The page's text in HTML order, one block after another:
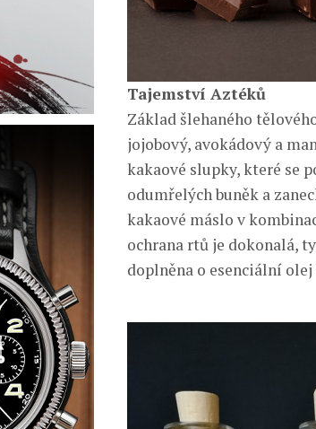
Tajemství Aztéků
Základ šlehaného
jojobový, avokádový a
kakaové slupky, které se
odumřelých buněk a
kakaové máslo v
ochrana rtů je dokonalá,
doplněna o esenciální